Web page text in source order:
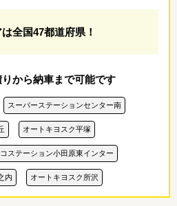
全国47都道府県！
から納車まで可能です
スーパーステーションセンター南
オートキヨスク平塚
ステーション小田原東インター
内 オートキヨスク所沢